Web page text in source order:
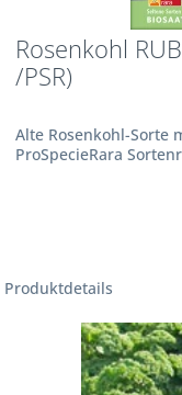
Rosenkohl
/PSR)
Alte Rosenkohl-Sorte
ProSpecieRara
Produktdetails